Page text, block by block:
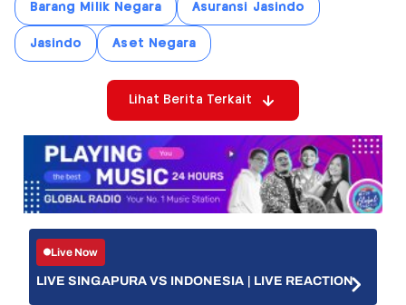
Barang Milik Negara Asuransi Jasindo
Jasindo Aset Negara
Lihat Berita Terkait
Live Now
LIVE SINGAPURA VS INDONESIA | LIVE REACTION